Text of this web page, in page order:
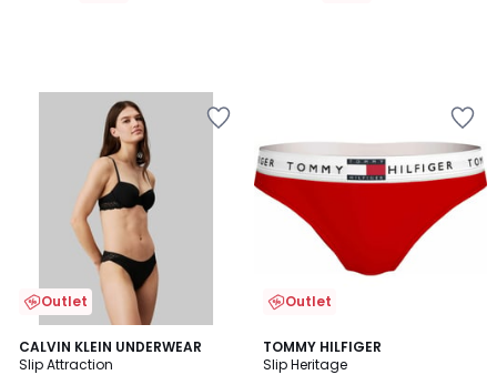
Outlet
CALVIN KLEIN UNDERWEAR
Slip Attraction
Outlet
TOMMY HILFIGER
Slip Heritage
5
/